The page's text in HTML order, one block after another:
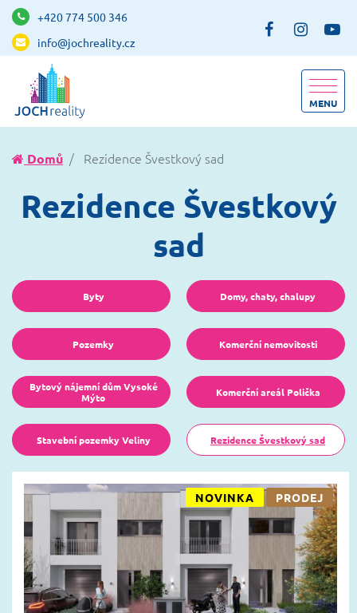
+420 774 500 346
info@jochreality.cz
MENU
Domů Rezidence Švestkový sad
Rezidence Švestkový
sad
Byty Domy, chaty, chalupy
Pozemky Komerční nemovitosti
Bytový nájemní dům Vysoké
Mýto
Komerční areál Polička
Stavební pozemky Veliny Rezidence Švestkový sad
NOVINKA PRODEJ